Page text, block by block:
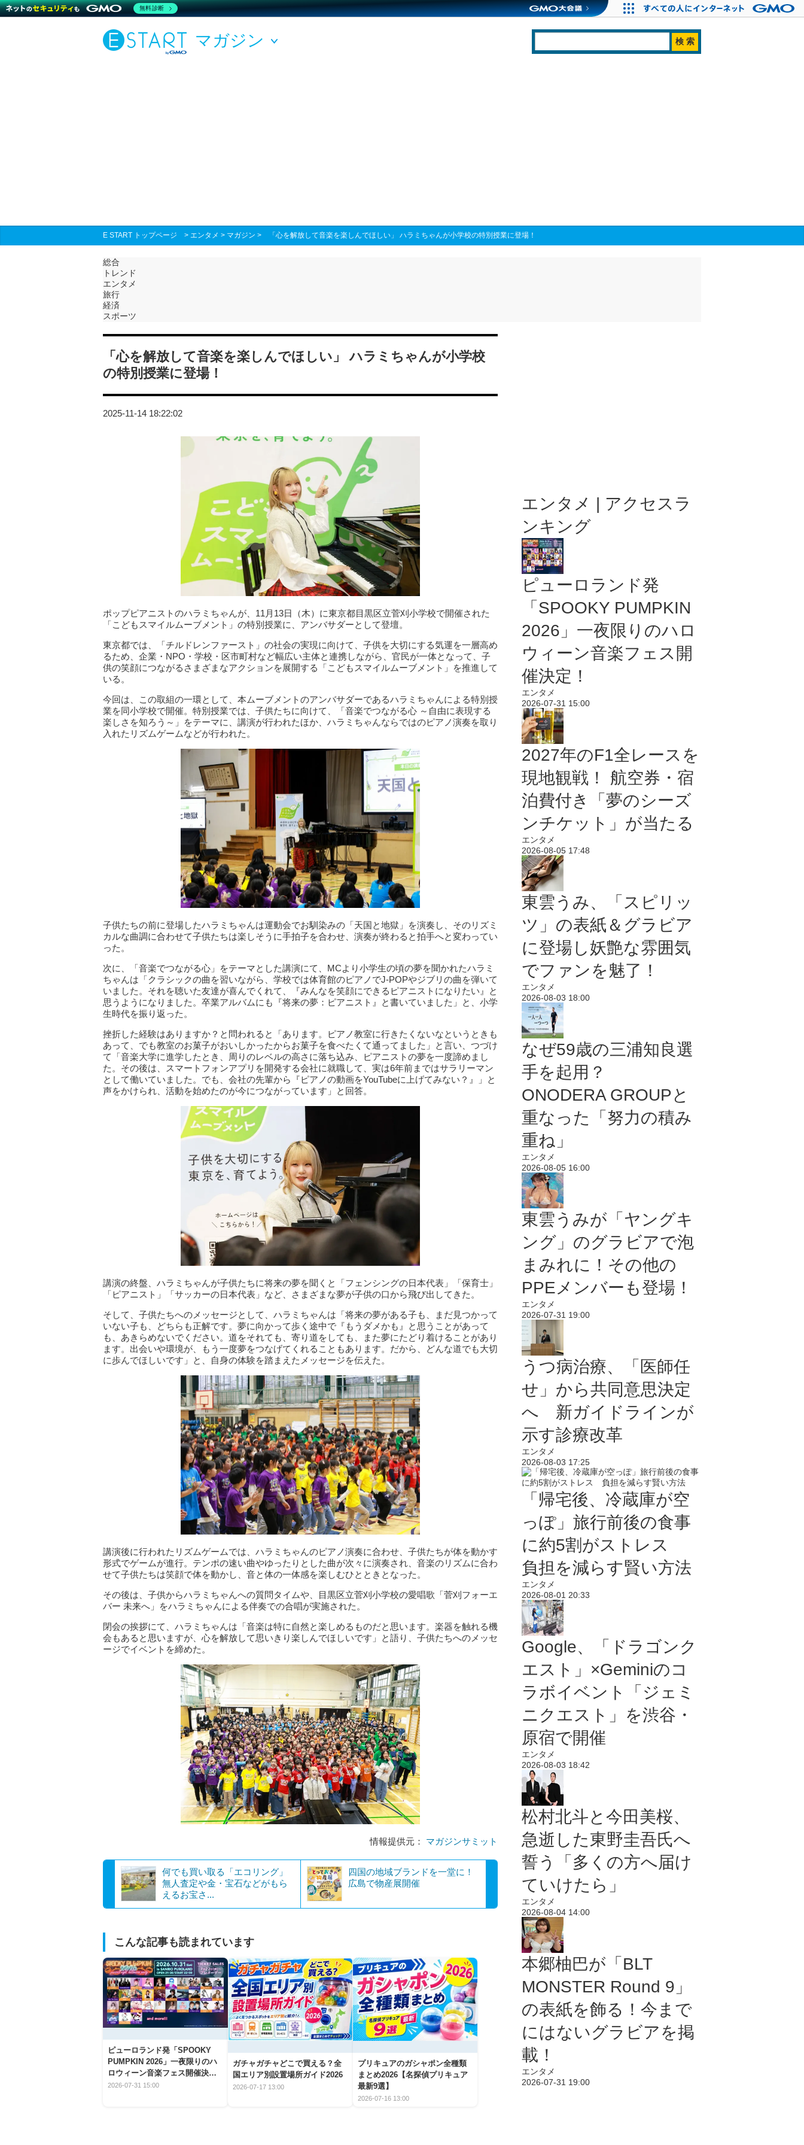
マガジン
E START トップページ > エンタメ > マガジン > 「心を解放して音楽を楽しんでほしい」 ハラミちゃんが小学校の特別授業に登場！
総合
トレンド
エンタメ
旅行
経済
スポーツ
「心を解放して音楽を楽しんでほしい」 ハラミちゃんが小学校
の特別授業に登場！
2025-11-14 18:22:02
ポップピアニストのハラミちゃんが、11月13日（木）に東京都目黒区立菅刈小学校で開催された
「こどもスマイルムーブメント」の特別授業に、アンバサダーとして登壇。
東京都では、「チルドレンファースト」の社会の実現に向けて、子供を大切にする気運を一層高め
るため、企業・NPO・学校・区市町村など幅広い主体と連携しながら、官民が一体となって、子
供の笑顔につながるさまざまなアクションを展開する「こどもスマイルムーブメント」を推進して
いる。
今回は、この取組の一環として、本ムーブメントのアンバサダーであるハラミちゃんによる特別授
業を同小学校で開催。特別授業では、子供たちに向けて、「音楽でつながる心 ～自由に表現する
楽しさを知ろう～」をテーマに、講演が行われたほか、ハラミちゃんならではのピアノ演奏を取り
入れたリズムゲームなどが行われた。
子供たちの前に登場したハラミちゃんは運動会でお馴染みの「天国と地獄」を演奏し、そのリズミ
カルな曲調に合わせて子供たちは楽しそうに手拍子を合わせ、演奏が終わると拍手へと変わってい
った。
次に、「音楽でつながる心」をテーマとした講演にて、MCより小学生の頃の夢を聞かれたハラミ
ちゃんは「クラシックの曲を習いながら、学校では体育館のピアノでJ-POPやジブリの曲を弾いて
いました。それを聴いた友達が喜んでくれて、『みんなを笑顔にできるピアニストになりたい』と
思うようになりました。卒業アルバムにも『将来の夢：ピアニスト』と書いていました」と、小学
生時代を振り返った。
挫折した経験はありますか？と問われると「あります。ピアノ教室に行きたくないなというときも
あって、でも教室のお菓子がおいしかったからお菓子を食べたくて通ってました」と言い、つづけ
て「音楽大学に進学したとき、周りのレベルの高さに落ち込み、ピアニストの夢を一度諦めまし
た。その後は、スマートフォンアプリを開発する会社に就職して、実は6年前まではサラリーマン
として働いていました。でも、会社の先輩から『ピアノの動画をYouTubeに上げてみない？』」と
声をかけられ、活動を始めたのが今につながっています」と回答。
講演の終盤、ハラミちゃんが子供たちに将来の夢を聞くと「フェンシングの日本代表」「保育士」
「ピアニスト」「サッカーの日本代表」など、さまざまな夢が子供の口から飛び出してきた。
そして、子供たちへのメッセージとして、ハラミちゃんは「将来の夢がある子も、まだ見つかって
いない子も、どちらも正解です。夢に向かって歩く途中で『もうダメかも』と思うことがあって
も、あきらめないでください。道をそれても、寄り道をしても、また夢にたどり着けることがあり
ます。出会いや環境が、もう一度夢をつなげてくれることもあります。だから、どんな道でも大切
に歩んでほしいです」と、自身の体験を踏まえたメッセージを伝えた。
講演後に行われたリズムゲームでは、ハラミちゃんのピアノ演奏に合わせ、子供たちが体を動かす
形式でゲームが進行。テンポの速い曲やゆったりとした曲が次々に演奏され、音楽のリズムに合わ
せて子供たちは笑顔で体を動かし、音と体の一体感を楽しむひとときとなった。
その後は、子供からハラミちゃんへの質問タイムや、目黒区立菅刈小学校の愛唱歌「菅刈フォーエ
バー 未来へ」をハラミちゃんによる伴奏での合唱が実施された。
閉会の挨拶にて、ハラミちゃんは「音楽は特に自然と楽しめるものだと思います。楽器を触れる機
会もあると思いますが、心を解放して思いきり楽しんでほしいです」と語り、子供たちへのメッセ
ージでイベントを締めた。
情報提供元： マガジンサミット
何でも買い取る「エコリング」
無人査定や金・宝石などがもら
えるお宝さ...
四国の地域ブランドを一堂に！
広島で物産展開催
こんな記事も読まれています
ピューロランド発「SPOOKY
PUMPKIN 2026」一夜限りのハ
ロウィーン音楽フェス開催決
定！
2026-07-31 15:00
ガチャガチャどこで買える？全
国エリア別設置場所ガイド2026
2026-07-17 13:00
プリキュアのガシャポン全種類
まとめ2026【名探偵プリキュア
最新9選】
2026-07-16 13:00
エンタメ | アクセスラ
ンキング
ピューロランド発
「SPOOKY PUMPKIN
2026」一夜限りのハロ
ウィーン音楽フェス開
催決定！
エンタメ
2026-07-31 15:00
2027年のF1全レースを
現地観戦！ 航空券・宿
泊費付き「夢のシーズ
ンチケット」が当たる
エンタメ
2026-08-05 17:48
東雲うみ、「スピリッ
ツ」の表紙＆グラビア
に登場し妖艶な雰囲気
でファンを魅了！
エンタメ
2026-08-03 18:00
なぜ59歳の三浦知良選
手を起用？
ONODERA GROUPと
重なった「努力の積み
重ね」
エンタメ
2026-08-05 16:00
東雲うみが「ヤングキ
ング」のグラビアで泡
まみれに！その他の
PPEメンバーも登場！
エンタメ
2026-07-31 19:00
うつ病治療、「医師任
せ」から共同意思決定
へ 新ガイドラインが
示す診療改革
エンタメ
2026-08-03 17:25
「帰宅後、冷蔵庫が空
っぽ」旅行前後の食事
に約5割がストレス
負担を減らす賢い方法
エンタメ
2026-08-01 20:33
Google、「ドラゴンク
エスト」×Geminiのコ
ラボイベント「ジェミ
ニクエスト」を渋谷・
原宿で開催
エンタメ
2026-08-03 18:42
松村北斗と今田美桜、
急逝した東野圭吾氏へ
誓う「多くの方へ届け
ていけたら」
エンタメ
2026-08-04 14:00
本郷柚巴が「BLT
MONSTER Round 9」
の表紙を飾る！今まで
にはないグラビアを掲
載！
エンタメ
2026-07-31 19:00
無料診断